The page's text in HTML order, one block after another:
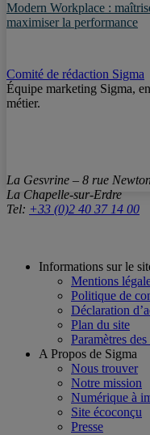
Modern Workplace :
maximiser la performance
Comité de rédaction Sigma
Équipe marketing Sigma,
métier.
La Gesvrine – 8 rue Newton
La Chapelle-sur-Erdre
Tel: +33 (0)2 40 37 14 00
Informations sur le
Mentions
Politique de
Déclaration
Plan du site
Paramètres
A Propos de Sigma
Nous trouver
Notre mission
Numérique à
Site écoconçu
Presse